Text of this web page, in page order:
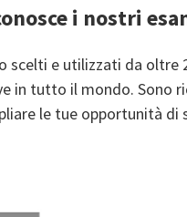
i nostri
scelti e utilizzati da oltre
in tutto il mondo. Sono
le tue opportunità di